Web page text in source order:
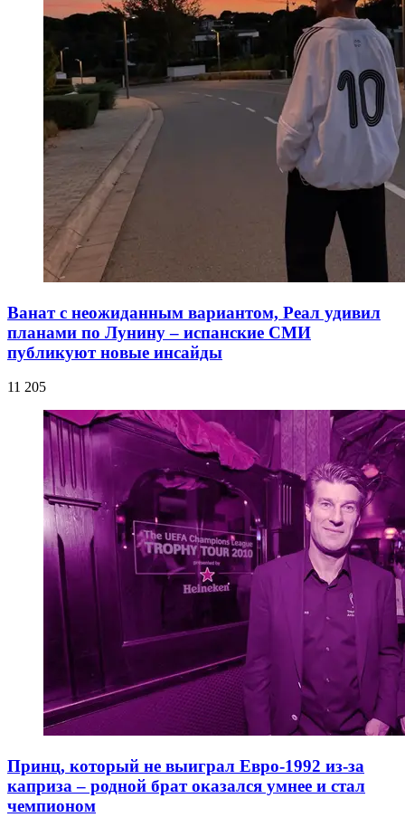
Ванат с неожиданным вариантом, Реал удивил
планами по Лунину – испанские СМИ
публикуют новые инсайды
11 205
Принц, который не выиграл Евро-1992 из-за
каприза – родной брат оказался умнее и стал
чемпионом